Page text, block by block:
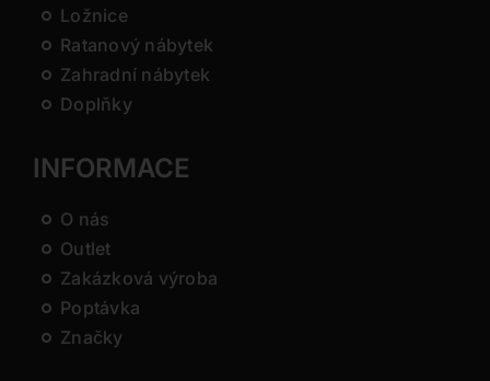
Ložnice
Ratanový nábytek
Zahradní nábytek
Doplňky
INFORMACE
O nás
Outlet
Zakázková výroba
Poptávka
Značky